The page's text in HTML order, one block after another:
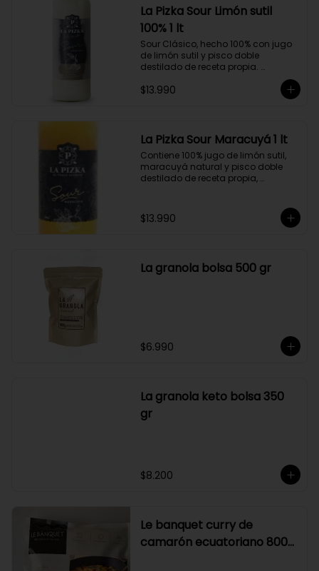
corazón del Valle del Elqui.
La Pizka Sour Limón sutil
100% 1 lt
Sour Clásico, hecho 100% con jugo
de limón sutil y pisco doble
destilado de receta propia.
Elaborado en el corazón del Valle
del Elqui, hecho a partir de uva
$13.990
La Pizka Sour Maracuyá 1 lt
Contiene 100% jugo de limón sutil,
maracuyá natural y pisco doble
destilado de receta propia,
Características:
duración es de 12 meses a partir de
$13.990
La granola bolsa 500 gr
$6.990
La granola keto bolsa 350
gr
$8.200
Le banquet curry de
camarón ecuatoriano 800